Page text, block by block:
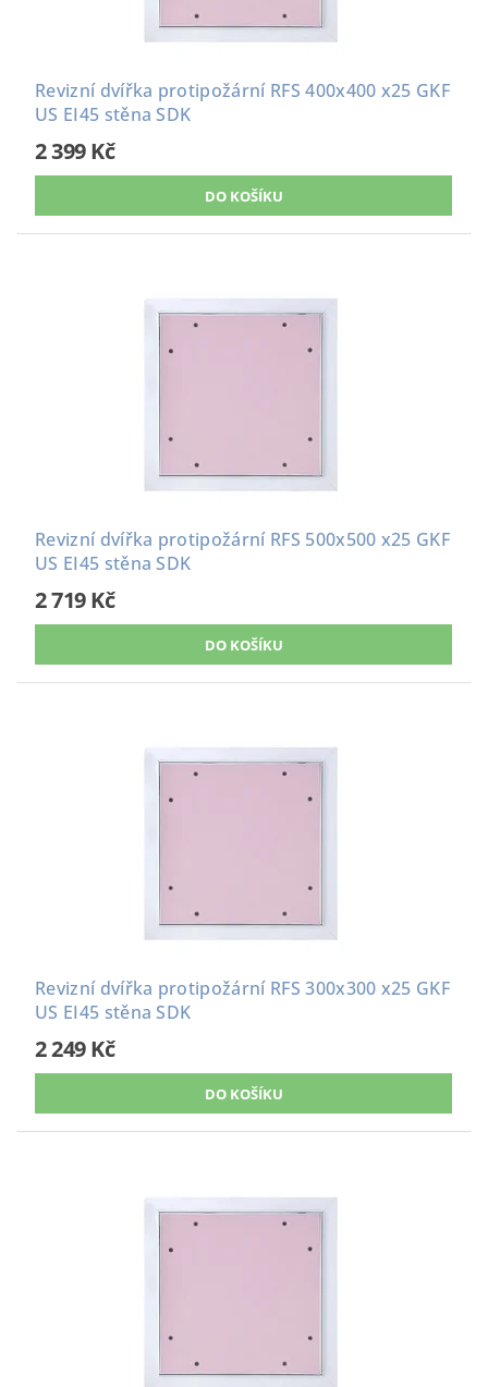
Revizní dvířka protipožární RFS 400x400 x25 GKF
US EI45 stěna SDK
2 399 Kč
Revizní dvířka protipožární RFS 500x500 x25 GKF
US EI45 stěna SDK
2 719 Kč
Revizní dvířka protipožární RFS 300x300 x25 GKF
US EI45 stěna SDK
2 249 Kč